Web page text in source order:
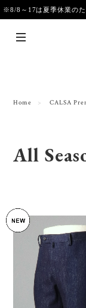
※8/8～17は夏季休業の
Home CALSA
All